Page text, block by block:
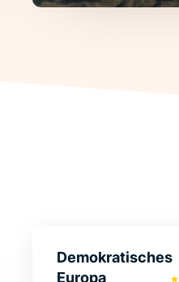
Demo­kra­tisches
Europa